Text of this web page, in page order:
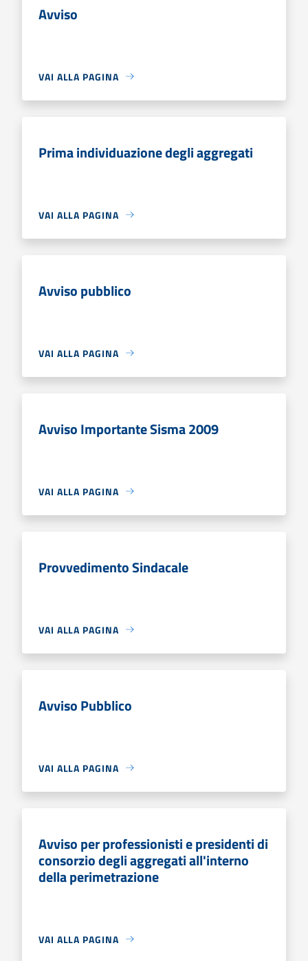
Avviso
VAI ALLA PAGINA
Prima individuazione degli aggregati
VAI ALLA PAGINA
Avviso pubblico
VAI ALLA PAGINA
Avviso Importante Sisma 2009
VAI ALLA PAGINA
Provvedimento Sindacale
VAI ALLA PAGINA
Avviso Pubblico
VAI ALLA PAGINA
Avviso per professionisti e presidenti di
consorzio degli aggregati all'interno
della perimetrazione
VAI ALLA PAGINA